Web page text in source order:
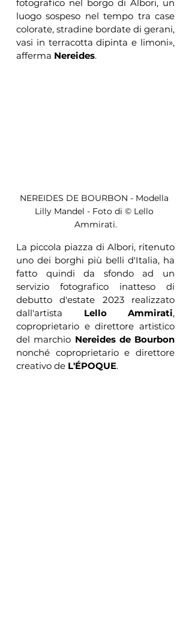
fotografico nel borgo di Albori, un
luogo sospeso nel tempo tra case
colorate, stradine bordate di gerani,
vasi in terracotta dipinta e limoni»,
afferma Nereides.
NEREIDES DE BOURBON - Modella
Lilly Mandel - Foto di © Lello
Ammirati.
La piccola piazza di Albori, ritenuto
uno dei borghi più belli d'Italia, ha
fatto quindi da sfondo ad un
servizio fotografico inatteso di
debutto d'estate 2023 realizzato
dall'artista Lello Ammirati,
coproprietario e direttore artistico
del marchio Nereides de Bourbon
nonché coproprietario e direttore
creativo de L'ÉPOQUE.